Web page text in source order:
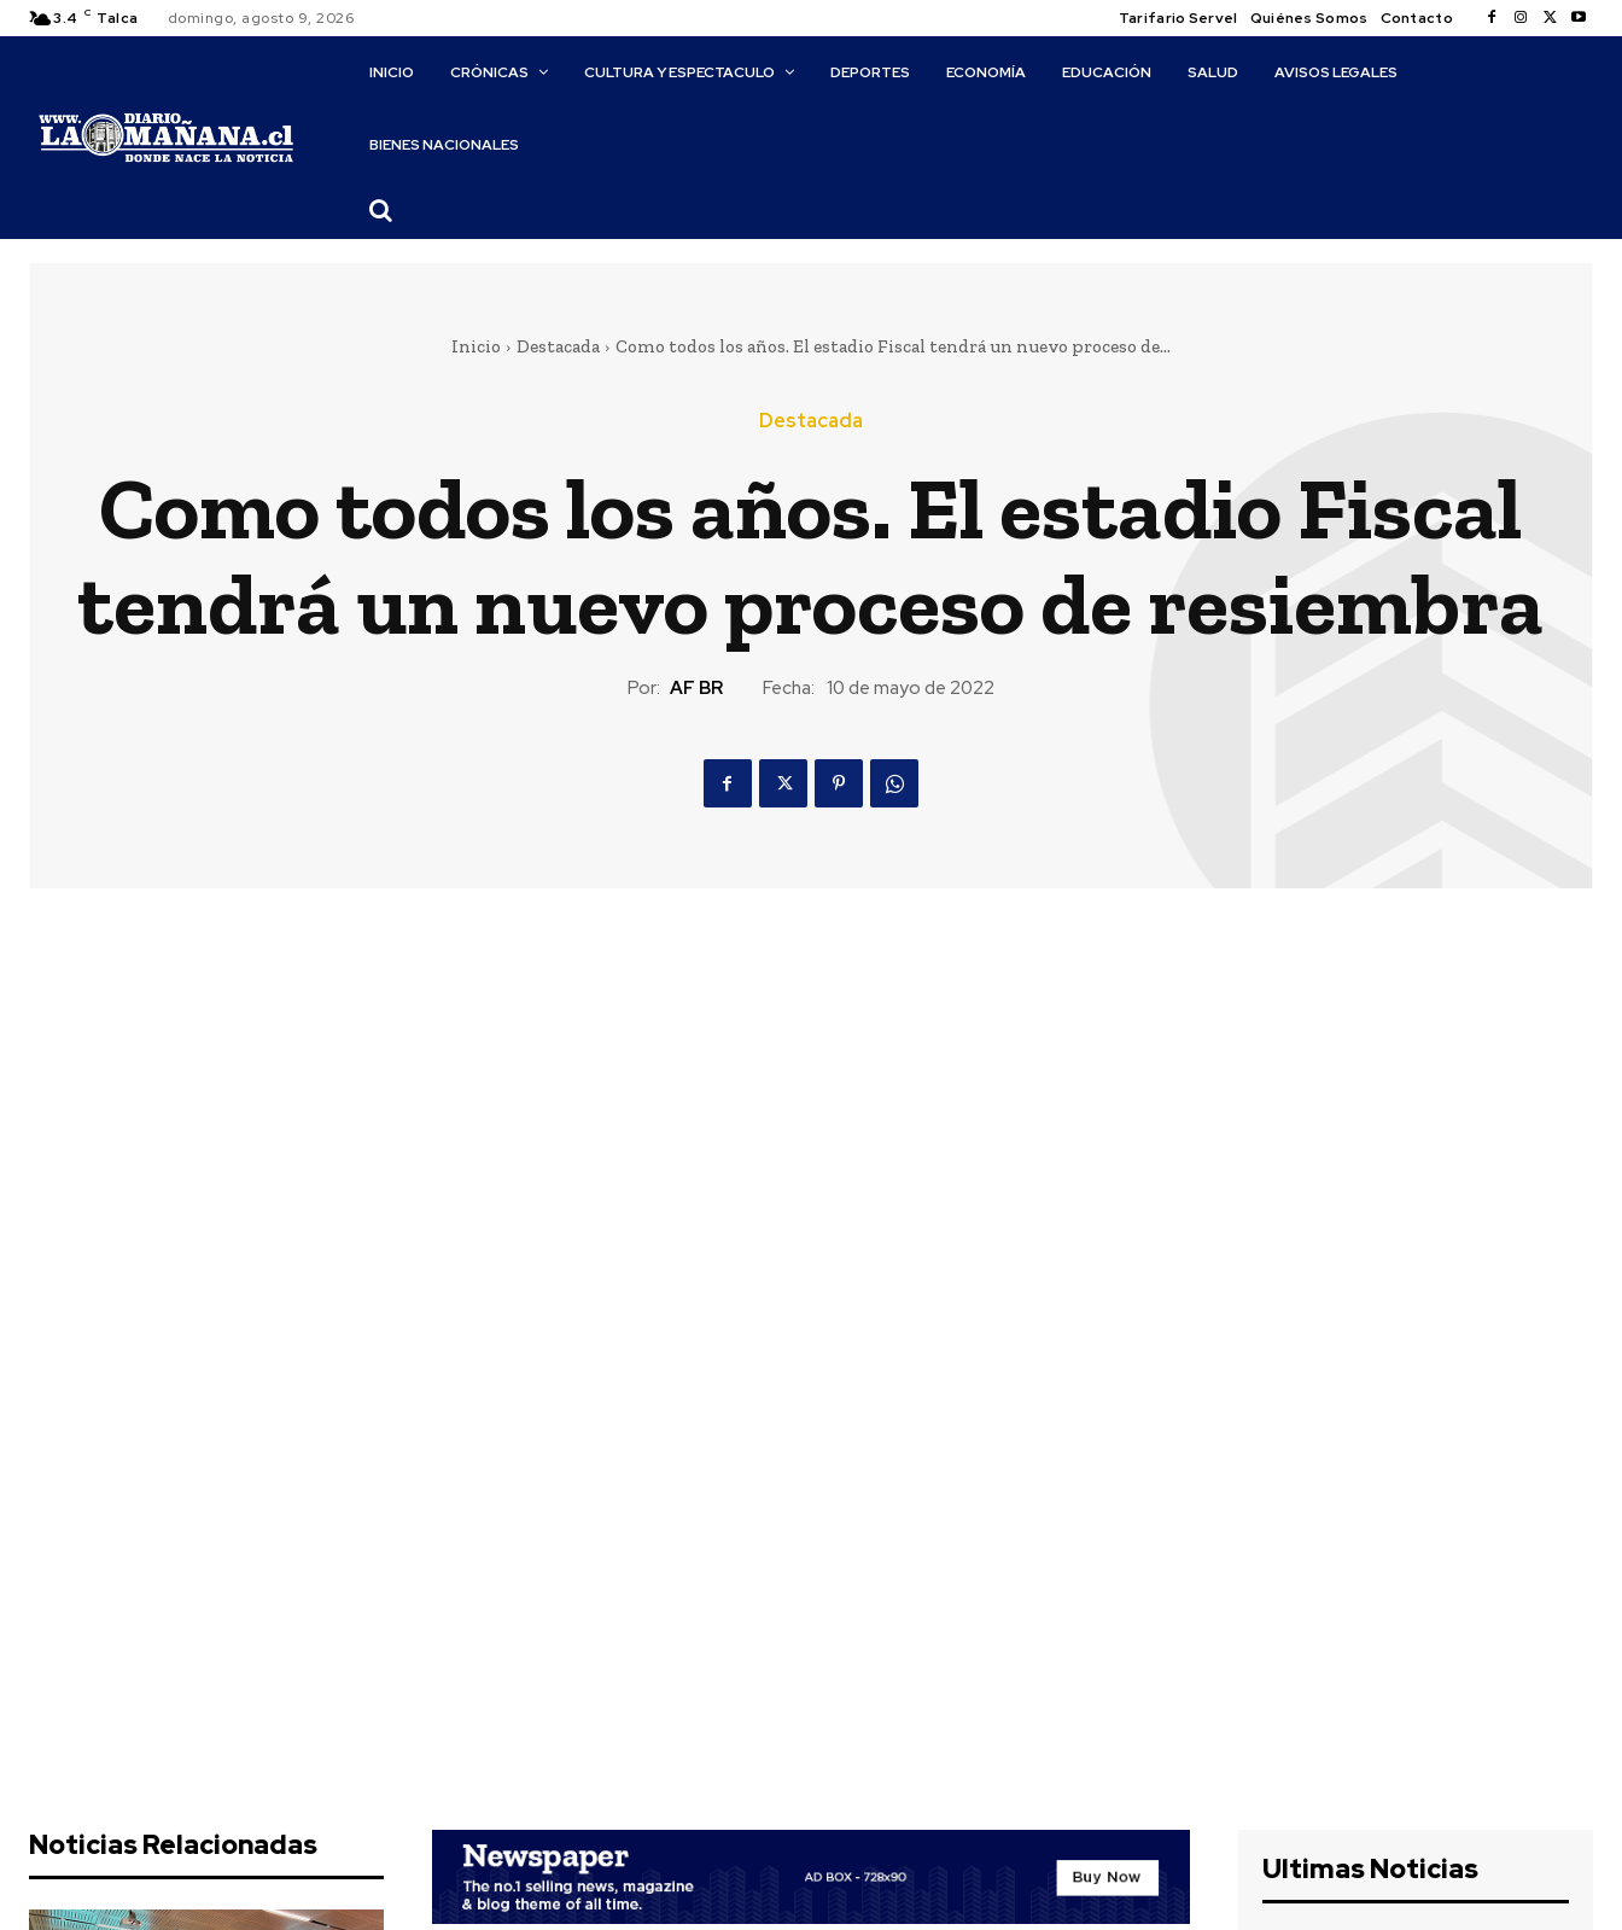
3.4 C Talca domingo, agosto 9, 2026 Tarifario Servel Quiénes Somos Contacto
INICIO CRÓNICAS CULTURA Y ESPECTACULO DEPORTES ECONOMÍA EDUCACIÓN SALUD AVISOS LEGALES
BIENES NACIONALES
Inicio Destacada Como todos los años. El estadio Fiscal tendrá un nuevo proceso de...
Destacada
Como todos los años. El estadio Fiscal
tendrá un nuevo proceso de resiembra
Por: AF BR Fecha: 10 de mayo de 2022
Noticias Relacionadas
Ultimas Noticias